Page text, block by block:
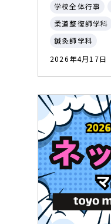
学校全体行事
柔道整復師学科
鍼灸師学科
2026年4月17日